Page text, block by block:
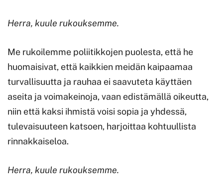
Herra, kuule rukouksemme.
Me rukoilemme poliitikkojen puolesta, että he
huomaisivat, että kaikkien meidän kaipaamaa
turvallisuutta ja rauhaa ei saavuteta käyttäen
aseita ja voimakeinoja, vaan edistämällä oikeutta,
niin että kaksi ihmistä voisi sopia ja yhdessä,
tulevaisuuteen katsoen, harjoittaa kohtuullista
rinnakkaiseloa.
Herra, kuule rukouksemme.